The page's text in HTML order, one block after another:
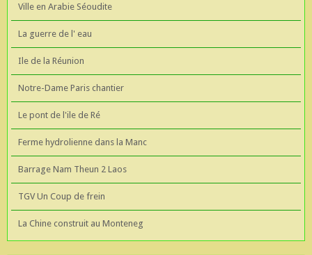
Ville en Arabie Séoudite
La guerre de l' eau
Ile de la Réunion
Notre-Dame Paris chantier
Le pont de l'ile de Ré
Ferme hydrolienne dans la Manc
Barrage Nam Theun 2 Laos
TGV Un Coup de frein
La Chine construit au Monteneg